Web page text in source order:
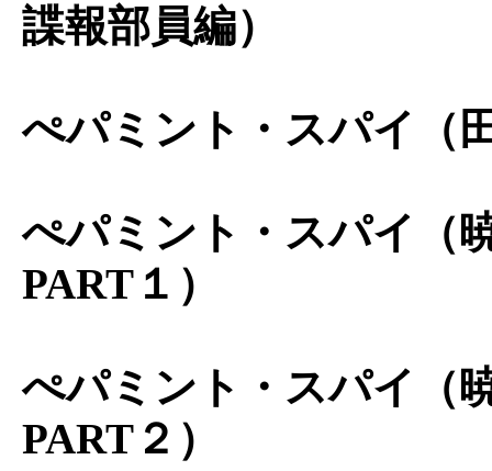
諜報部員編）
ぺパミント・スパイ（
ぺパミント・スパイ（
PART１）
ぺパミント・スパイ（
PART２）